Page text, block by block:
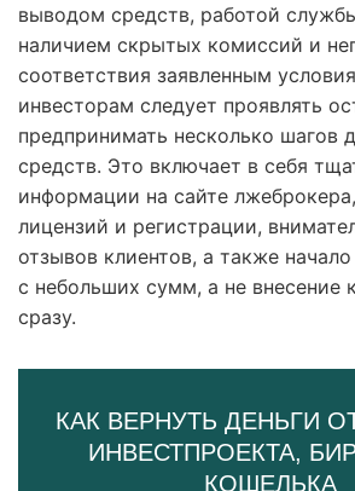
выводом средств, работой
наличием скрытых комиссий и
соответствия заявленным
инвесторам следует проявлять
предпринимать несколько шагов
средств. Это включает в себя
информации на сайте
лицензий и регистрации,
отзывов клиентов, а также
с небольших сумм, а не внесение
сразу.
КАК ВЕРНУТЬ ДЕНЬГИ
ИНВЕСТПРОЕКТА,
КОШЕЛЬКА